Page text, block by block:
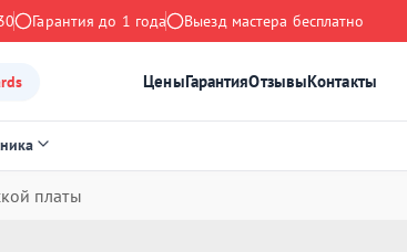
Гарантия до 1 года Выезд мастера бесплатно
ЦеныГарантияОтзывыКонтакты
платы